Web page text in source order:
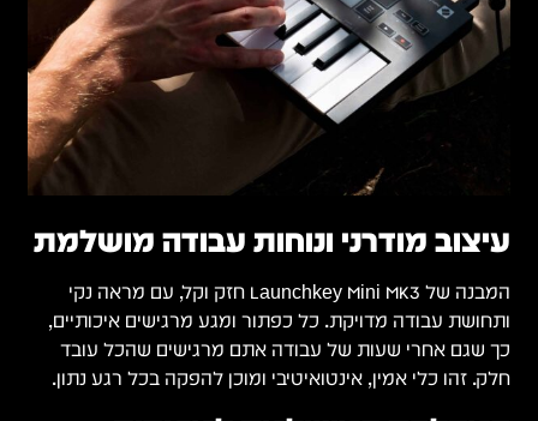
עיצוב מודרני ונוחות עבודה מושלמת
המבנה של Launchkey Mini MK3 חזק וקל, עם מראה נקי
ותחושת עבודה מדויקת. כל כפתור ומגע מרגישים איכותיים,
כך שגם אחרי שעות של עבודה אתם מרגישים שהכל עובד
חלק. זהו כלי אמין, אינטואיטיבי ומוכן להפקה בכל רגע נתון.